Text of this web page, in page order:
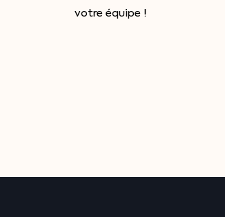
votre équipe !